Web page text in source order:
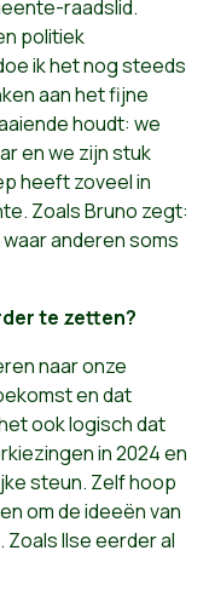
raadslid.
politiek
ik het nog steeds
aan het fijne
houdt: we
en we zijn stuk
heeft zoveel in
Zoals Bruno zegt:
anderen soms
te zetten?
naar onze
en dat
ook logisch dat
in 2024 en
steun. Zelf hoop
om de ideeën van
Ilse eerder al